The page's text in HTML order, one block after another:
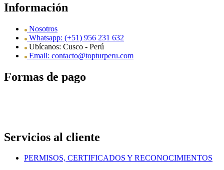
Información
Nosotros
Whatsapp: (+51) 956 231 632
Ubícanos: Cusco - Perú
Email: contacto@topturperu.com
Formas de pago
Servicios al cliente
PERMISOS, CERTIFICADOS Y RECONOCIMIENTOS